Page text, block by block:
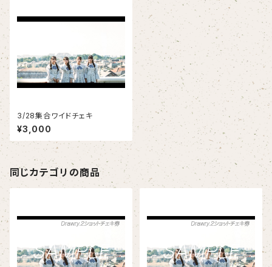
3/28集合ワイドチェキ
¥3,000
同じカテゴリの商品